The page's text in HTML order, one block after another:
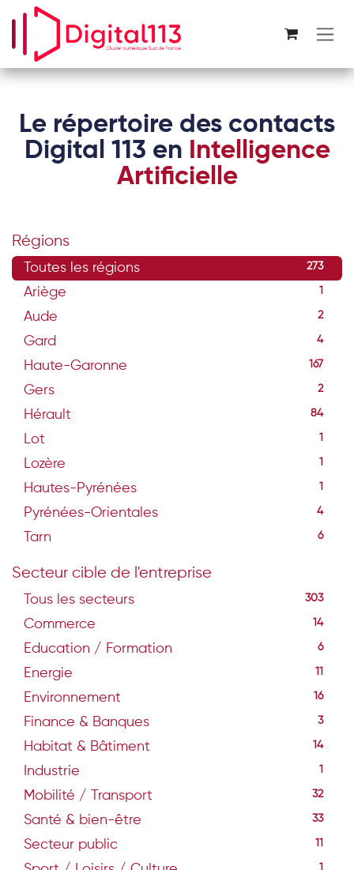
Se rendre au contenu
Le répertoire des contacts
Digital 113 en Intelligence
Artificielle
Régions
Toutes les régions 273
Ariège 1
Aude 2
Gard 4
Haute-Garonne 167
Gers 2
Hérault 84
Lot 1
Lozère 1
Hautes-Pyrénées 1
Pyrénées-Orientales 4
Tarn 6
Secteur cible de l'entreprise
Tous les secteurs 303
Commerce 14
Education / Formation 6
Energie 11
Environnement 16
Finance & Banques 3
Habitat & Bâtiment 14
Industrie 1
Mobilité / Transport 32
Santé & bien-être 33
Secteur public 11
1